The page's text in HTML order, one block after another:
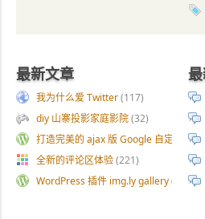
最新文章
我为什么爱 Twitter(117)
diy 山寨投影家庭影院(32)
打造完美的 ajax 版 Google 自定义搜索
全新的评论区体验(221)
WordPress 插件 img.ly gallery(54)